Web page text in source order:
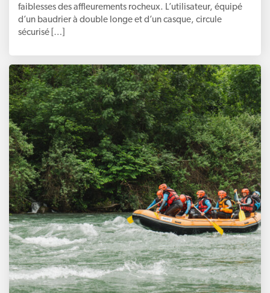
faiblesses des affleurements rocheux. L’utilisateur, équipé
d’un baudrier à double longe et d’un casque, circule
sécurisé […]